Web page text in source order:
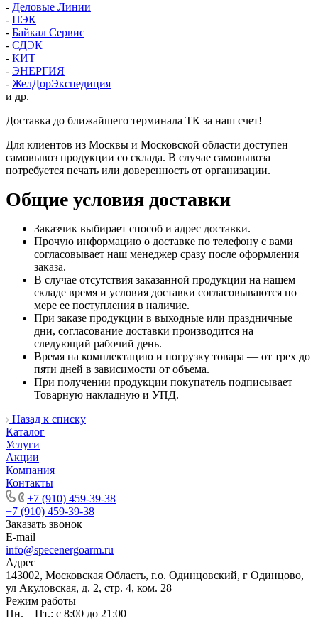
- Деловые Линии
- ПЭК
- Байкал Сервис
- СДЭК
- КИТ
- ЭНЕРГИЯ
- ЖелДорЭкспедиция
и др.
Доставка до ближайшего терминала ТК за наш счет!
Для клиентов из Москвы и Московской области доступен
самовывоз продукции со склада. В случае самовывоза
потребуется печать или доверенность от организации.
Общие условия доставки
Заказчик выбирает способ и адрес доставки.
Прочую информацию о доставке по телефону с вами
согласовывает наш менеджер сразу после оформления
заказа.
В случае отсутствия заказанной продукции на нашем
складе время и условия доставки согласовываются по
мере ее поступления в наличие.
При заказе продукции в выходные или праздничные
дни, согласование доставки производится на
следующий рабочий день.
Время на комплектацию и погрузку товара — от трех до
пяти дней в зависимости от объема.
При получении продукции покупатель подписывает
Товарную накладную и УПД.
Назад к списку
Каталог
Услуги
Акции
Компания
Контакты
+7 (910) 459-39-38
+7 (910) 459-39-38
Заказать звонок
E-mail
info@specenergoarm.ru
Адрес
143002, Московская Область, г.о. Одинцовский, г Одинцово,
ул Акуловская, д. 2, стр. 4, ком. 28
Режим работы
Пн. – Пт.: с 8:00 до 21:00